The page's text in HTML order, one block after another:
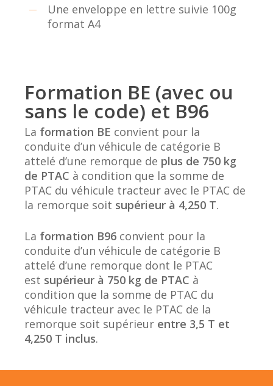
Une enveloppe en lettre suivie 100g
format A4
Formation BE (avec ou
sans le code) et B96
La formation BE convient pour la
conduite d’un véhicule de catégorie B
attelé d’une remorque de plus de 750 kg
de PTAC à condition que la somme de
PTAC du véhicule tracteur avec le PTAC de
la remorque soit supérieur à 4,250 T.
La formation B96 convient pour la
conduite d’un véhicule de catégorie B
attelé d’une remorque dont le PTAC
est supérieur à 750 kg de PTAC à
condition que la somme de PTAC du
véhicule tracteur avec le PTAC de la
remorque soit supérieur entre 3,5 T et
4,250 T inclus.